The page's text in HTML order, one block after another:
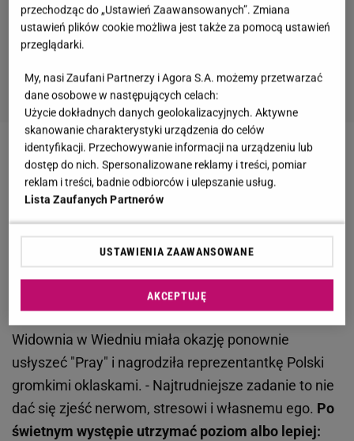
Zobacz wideo Sikora zabrał głos w sprawie
Szemplin?skiej na Eurowizji. "Nie widze? tej piosenki
w pierwszej dyszce"
Eurowizja 2026. Ekspertka widziała występ Alicji
Szemplińskiej w finale. Tak ją oceniła
Alicja Szemplińska wystąpiła w finale jako 18.
Widownia w Wiedniu miała okazję ponownie
usłyszeć "Pray" i nagrodziła reprezentantkę Polski
gromkimi oklaskami. - Najtrudniejsze zadanie to nie
dać się zjeść nerwom, stresowi i własnemu ego. Po
świetnym występie utrzymać poziom albo lepiej:
przechodząc do „Ustawień Zaawansowanych”. Zmiana
ustawień plików cookie możliwa jest także za pomocą ustawień
przeglądarki.
My, nasi Zaufani Partnerzy i Agora S.A. możemy przetwarzać
dane osobowe w następujących celach:
Użycie dokładnych danych geolokalizacyjnych. Aktywne
skanowanie charakterystyki urządzenia do celów
identyfikacji. Przechowywanie informacji na urządzeniu lub
dostęp do nich. Spersonalizowane reklamy i treści, pomiar
reklam i treści, badnie odbiorców i ulepszanie usług.
Lista Zaufanych Partnerów
USTAWIENIA ZAAWANSOWANE
AKCEPTUJĘ